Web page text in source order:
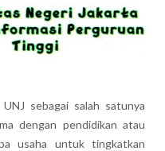
sebagai salah satunya
dengan pendidikan atau
usaha untuk tingkatkan